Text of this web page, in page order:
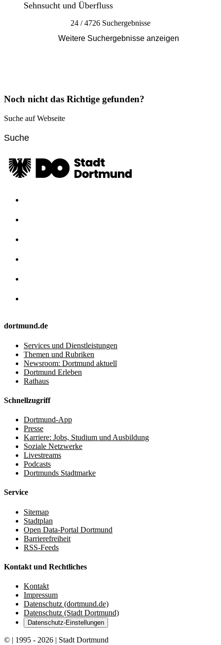
Sehnsucht und Überfluss
24 / 4726 Suchergebnisse
Weitere Suchergebnisse anzeigen
Noch nicht das Richtige gefunden?
Suche auf Webseite
dortmund.de
Services und Dienstleistungen
Themen und Rubriken
Newsroom: Dortmund aktuell
Dortmund Erleben
Rathaus
Schnellzugriff
Dortmund-App
Presse
Karriere: Jobs, Studium und Ausbildung
Soziale Netzwerke
Livestreams
Podcasts
Dortmunds Stadtmarke
Service
Sitemap
Stadtplan
Open Data-Portal Dortmund
Barrierefreiheit
RSS-Feeds
Kontakt und Rechtliches
Kontakt
Impressum
Datenschutz (dortmund.de)
Datenschutz (Stadt Dortmund)
Datenschutz-Einstellungen
© | 1995 - 2026 | Stadt Dortmund